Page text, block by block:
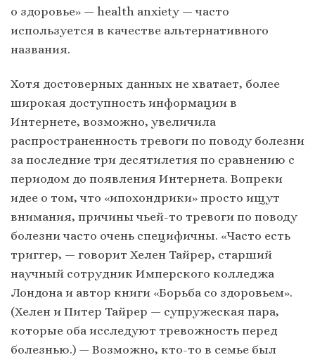
о здоровье» — health anxiety — часто
используется в качестве альтернативного
названия.
Хотя достоверных данных не хватает, более
широкая доступность информации в
Интернете, возможно, увеличила
распространенность тревоги по поводу болезни
за последние три десятилетия по сравнению с
периодом до появления Интернета. Вопреки
идее о том, что «ипохондрики» просто ищут
внимания, причины чьей-то тревоги по поводу
болезни часто очень специфичны. «Часто есть
триггер, — говорит Хелен Тайрер, старший
научный сотрудник Имперского колледжа
Лондона и автор книги «Борьба со здоровьем».
(Хелен и Питер Тайрер — супружеская пара,
которые оба исследуют тревожность перед
болезнью.) — Возможно, кто-то в семье был